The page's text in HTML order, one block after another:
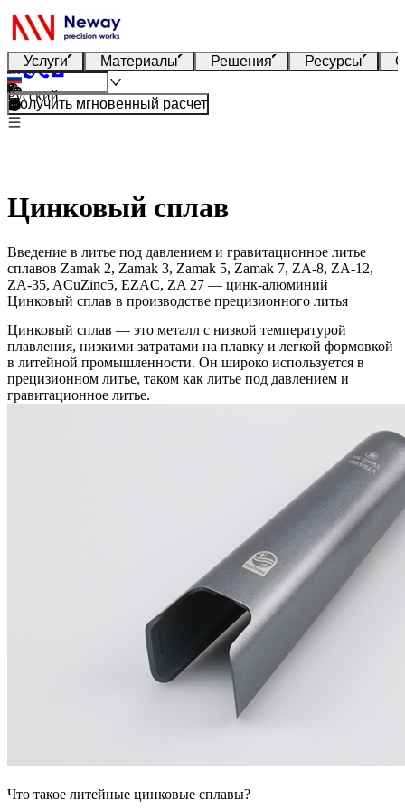
Услуги Материалы Решения Ресурсы
Русский
Получить мгновенный расчет
Цинковый сплав
Введение в литье под давлением и гравитационное литье
сплавов Zamak 2, Zamak 3, Zamak 5, Zamak 7, ZA-8, ZA-12,
ZA-35, ACuZinc5, EZAC, ZA 27 — цинк-алюминий
Цинковый сплав в производстве прецизионного литья
Цинковый сплав — это металл с низкой температурой
плавления, низкими затратами на плавку и легкой формовкой
в литейной промышленности. Он широко используется в
прецизионном литье, таком как литье под давлением и
гравитационное литье.
Что такое литейные цинковые сплавы?